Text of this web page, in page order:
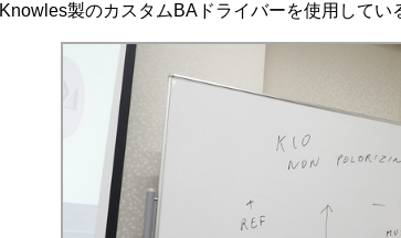
Knowles製のカスタムBAドライバーを使用してい